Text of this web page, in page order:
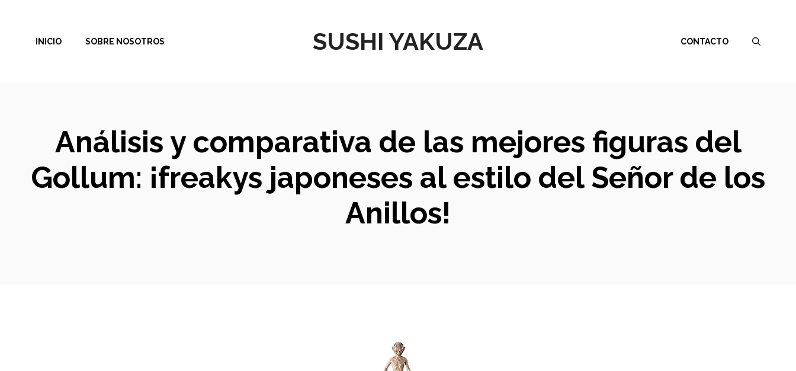
contenido
SUSHI YAKUZA
INICIO SOBRE NOSOTROS CONTACTO
Análisis y comparativa de las mejores figuras del
Gollum: ¡freakys japoneses al estilo del Señor de los
Anillos!